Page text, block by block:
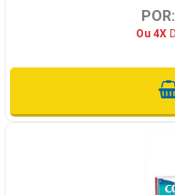
POR:
Ou 4X